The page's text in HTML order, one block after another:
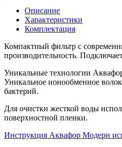
Описание
Характеристики
Комплектация
Компактный фильтр с
производительность.
Уникальные технологии
Уникальное ионообменное
бактерий.
Для очистки жесткой воды
поверхностной пленки.
Инструкция Аквафор Модерн